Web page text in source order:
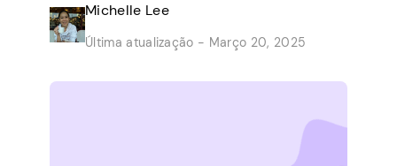
como você que transformam empregos
rápidos do conforto de suas próprias casas
em uma renda paralela estável. As
pequenos trabalhos. Não vale a pena […]
Michelle Lee
Última atualização - Março 20, 2025